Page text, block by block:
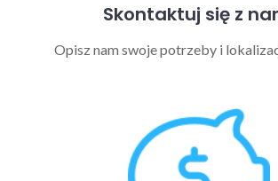
Skontaktuj się z
Opisz nam swoje potrzeby i